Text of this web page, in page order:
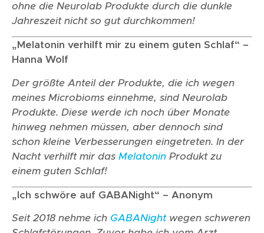
ohne die Neurolab Produkte durch die dunkle
Jahreszeit nicht so gut durchkommen!
„Melatonin verhilft mir zu einem guten Schlaf“ –
Hanna Wolf
Der größte Anteil der Produkte, die ich wegen
meines Microbioms einnehme, sind Neurolab
Produkte. Diese werde ich noch über Monate
hinweg nehmen müssen, aber dennoch sind
schon kleine Verbesserungen eingetreten. In der
Nacht verhilft mir das Melatonin Produkt zu
einem guten Schlaf!
„Ich schwöre auf GABANight“ – Anonym
Seit 2018 nehme ich GABANightwegen schweren